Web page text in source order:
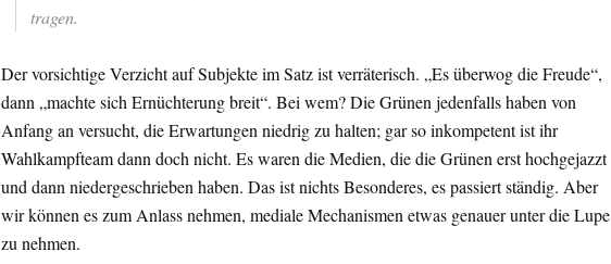
tragen.
Der vorsichtige Verzicht auf Subjekte im Satz ist verräterisch. „Es überwog die Freude“,
dann „machte sich Ernüchterung breit“. Bei wem? Die Grünen jedenfalls haben von
Anfang an versucht, die Erwartungen niedrig zu halten; gar so inkompetent ist ihr
Wahlkampfteam dann doch nicht. Es waren die Medien, die die Grünen erst hochgejazzt
und dann niedergeschrieben haben. Das ist nichts Besonderes, es passiert ständig. Aber
wir können es zum Anlass nehmen, mediale Mechanismen etwas genauer unter die Lupe
zu nehmen.